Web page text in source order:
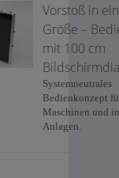
Vorstoß in
Größe –
mit 100 cm
Systemneutrales
Bedienkonzept
Maschinen und
Anlagen.